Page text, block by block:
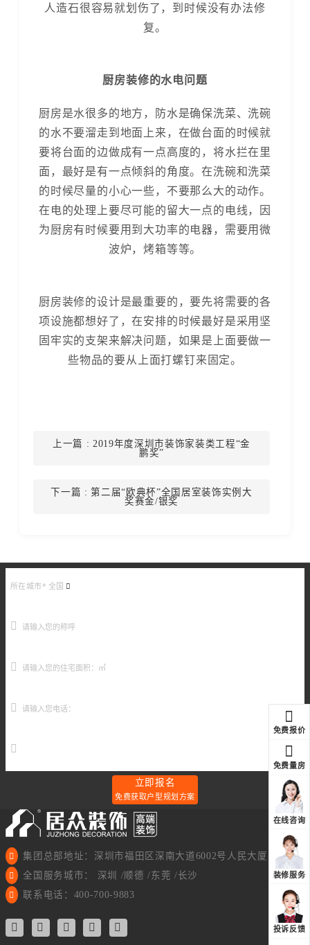
人造石很容易就划伤了，到时候没有办法修
复。
厨房装修的水电问题
厨房是水很多的地方，防水是确保洗菜、洗碗
的水不要溜走到地面上来，在做台面的时候就
要将台面的边做成有一点高度的，将水拦在里
面，最好是有一点倾斜的角度。在洗碗和洗菜
的时候尽量的小心一些，不要那么大的动作。
在电的处理上要尽可能的留大一点的电线，因
为厨房有时候要用到大功率的电器，需要用微
波炉，烤箱等等。
厨房装修的设计是最重要的，要先将需要的各
项设施都想好了，在安排的时候最好是采用坚
固牢实的支架来解决问题，如果是上面要做一
些物品的要从上面打螺钉来固定。
上一篇 : 2019年度深圳市装饰家装类工程“金
鹏奖”
下一篇 : 第二届“欧典杯”全国居室装饰实例大
奖赛金/银奖
所在城市* 全国
元
立即报名
免费获取户型规划方案
免费报价
免费量房
在线咨询
装修服务
投诉反馈
集团总部地址：深圳市福田区深南大道6002号人民大厦11楼
全国服务城市： 深圳 /顺德 /东莞 /长沙
联系电话：400-700-9883